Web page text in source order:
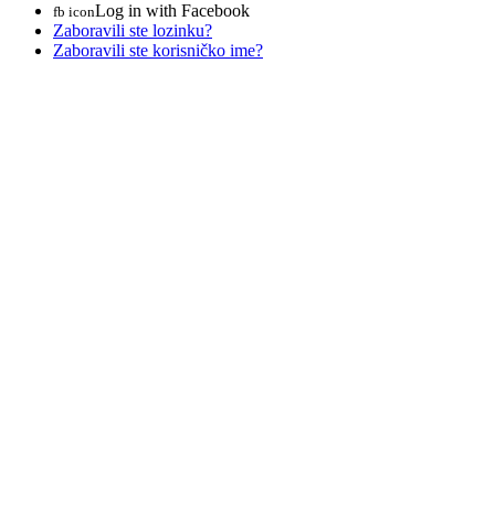
fb iconLog in with Facebook
Zaboravili ste lozinku?
Zaboravili ste korisničko ime?